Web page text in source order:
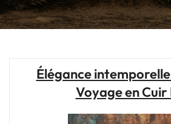
Élégance intemporelle
Voyage en